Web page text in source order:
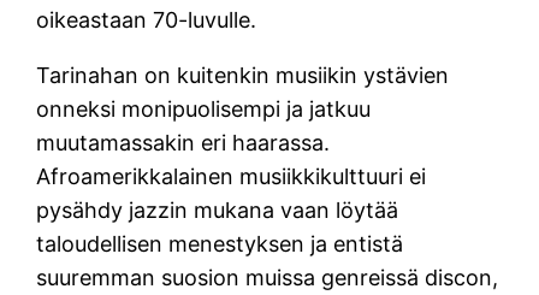
oikeastaan 70-luvulle.
Tarinahan on kuitenkin musiikin ystävien
onneksi monipuolisempi ja jatkuu
muutamassakin eri haarassa.
Afroamerikkalainen musiikkikulttuuri ei
pysähdy jazzin mukana vaan löytää
taloudellisen menestyksen ja entistä
suuremman suosion muissa genreissä discon,